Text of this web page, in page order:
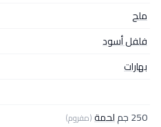
ملح
فلفل أسود
بهارات
250 جم لحمة(مفروم)